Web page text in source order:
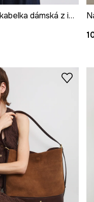
Crossbody kabelka dámská z imitace semiše